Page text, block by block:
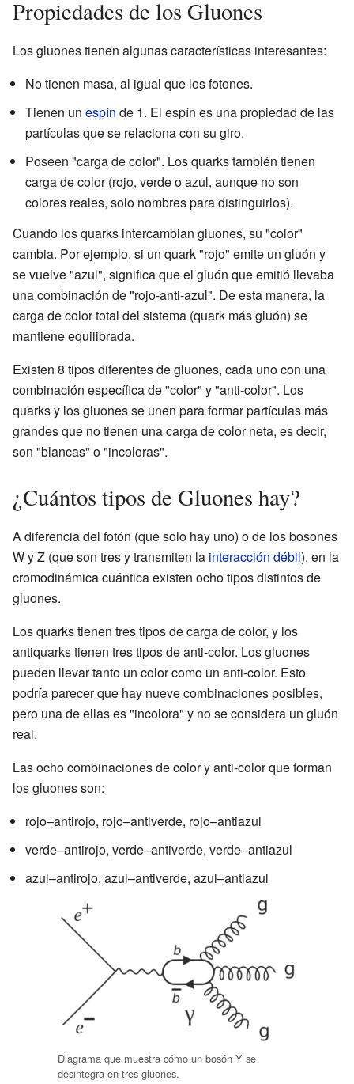
Propiedades de los Gluones
Los gluones tienen algunas características interesantes:
No tienen masa, al igual que los fotones.
Tienen un espín de 1. El espín es una propiedad de las
partículas que se relaciona con su giro.
Poseen "carga de color". Los quarks también tienen
carga de color (rojo, verde o azul, aunque no son
colores reales, solo nombres para distinguirlos).
Cuando los quarks intercambian gluones, su "color"
cambia. Por ejemplo, si un quark "rojo" emite un gluón y
se vuelve "azul", significa que el gluón que emitió llevaba
una combinación de "rojo-anti-azul". De esta manera, la
carga de color total del sistema (quark más gluón) se
mantiene equilibrada.
Existen 8 tipos diferentes de gluones, cada uno con una
combinación específica de "color" y "anti-color". Los
quarks y los gluones se unen para formar partículas más
grandes que no tienen una carga de color neta, es decir,
son "blancas" o "incoloras".
¿Cuántos tipos de Gluones hay?
A diferencia del fotón (que solo hay uno) o de los bosones
W y Z (que son tres y transmiten la interacción débil), en la
cromodinámica cuántica existen ocho tipos distintos de
gluones.
Los quarks tienen tres tipos de carga de color, y los
antiquarks tienen tres tipos de anti-color. Los gluones
pueden llevar tanto un color como un anti-color. Esto
podría parecer que hay nueve combinaciones posibles,
pero una de ellas es "incolora" y no se considera un gluón
real.
Las ocho combinaciones de color y anti-color que forman
los gluones son:
rojo–antirojo, rojo–antiverde, rojo–antiazul
verde–antirojo, verde–antiverde, verde–antiazul
azul–antirojo, azul–antiverde, azul–antiazul
Diagrama que muestra cómo un bosón Y se
desintegra en tres gluones.